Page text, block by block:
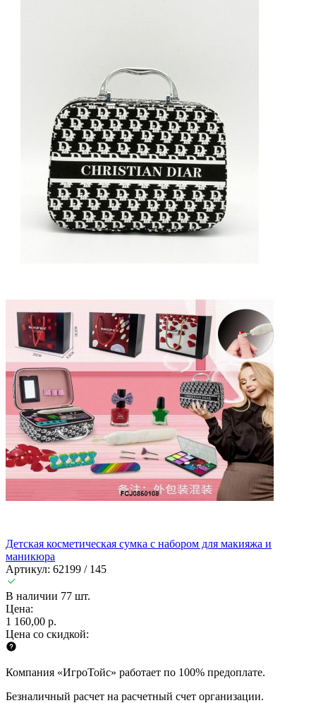
Детская косметическая сумка с набором для макияжа и
маникюра
Артикул: 62199 / 145
В наличии 77 шт.
Цена:
1 160,00 р.
Цена со скидкой:
Компания «ИгроТойс» работает по 100% предоплате.
Безналичный расчет на расчетный счет организации.